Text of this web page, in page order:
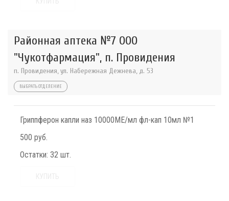
Районная аптека №7 ООО
"Чукотфармация", п. Провидения
п. Провидения, ул. Набережная Дежнева, д. 53
ВЫБРАТЬ ОТДЕЛЕНИЕ
Гриппферон капли наз 10000МЕ/мл фл-кап 10мл №1
500 руб.
Остатки: 32 шт.